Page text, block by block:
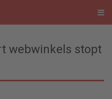
webwinkels stopt